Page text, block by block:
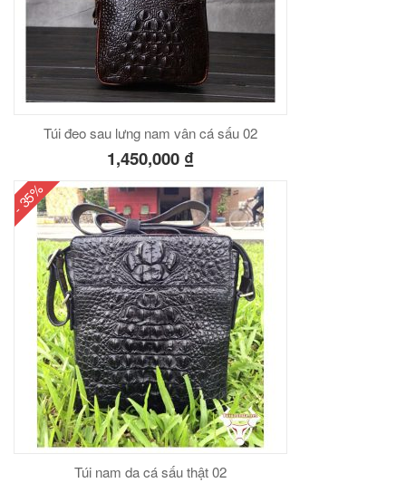
Túi đeo sau lưng nam vân cá sấu 02
1,450,000 ₫
- 35%
Túi nam da cá sấu thật 02